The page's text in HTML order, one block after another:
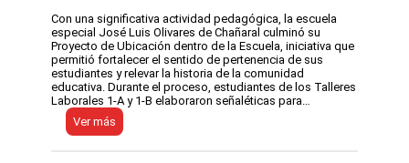
e
a
c
i
ó
n
l
i
e
g
o
d
e
A
l
a
Con una significativa actividad pedagógica, la escuela
especial José Luis Olivares de Chañaral culminó su
Proyecto de Ubicación dentro de la Escuela, iniciativa que
permitió fortalecer el sentido de pertenencia de sus
estudiantes y relevar la historia de la comunidad
educativa. Durante el proceso, estudiantes de los Talleres
Laborales 1-A y 1-B elaboraron señaléticas para…
Ver más
C